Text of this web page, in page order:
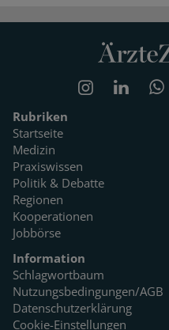
Rubriken
Startseite
Medizin
Praxiswissen
Politik & Debatte
Regionen
Kooperationen
Jobbörse
Information
Schlagwortbaum
Nutzungsbedingungen/AGB
Datenschutzerklärung
Cookie-Einstellungen